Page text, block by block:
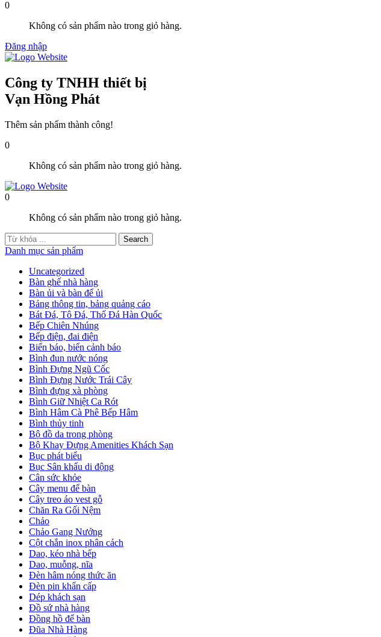
0
Không có sản phẩm nào trong giỏ hàng.
Đăng nhập
Công ty TNHH thiết bị
Vạn Hồng Phát
Thêm sản phẩm thành công!
0
Không có sản phẩm nào trong giỏ hàng.
0
Không có sản phẩm nào trong giỏ hàng.
Danh mục sản phẩm
Uncategorized
Bàn ghế nhà hàng
Bàn ủi và bàn để ủi
Bảng thông tin, bảng quảng cáo
Bát Đá, Tô Đá, Thố Đá Hàn Quốc
Bếp Chiên Nhúng
Bếp điện, đai điện
Biển báo, biển cảnh báo
Bình đun nước nóng
Bình Đựng Ngũ Cốc
Bình Đựng Nước Trái Cây
Bình đựng xà phòng
Bình Giữ Nhiệt Ca Rót
Bình Hâm Cà Phê Bếp Hâm
Bình thủy tinh
Bộ đồ da trong phòng
Bộ Khay Đựng Amenities Khách Sạn
Bục phát biểu
Bục Sân khấu di động
Cân sức khỏe
Cây menu để bàn
Cây treo áo vest gỗ
Chăn Ra Gối Nệm
Chảo
Chảo Gang Nướng
Cột chắn inox phân cách
Dao, kéo nhà bếp
Dao, muỗng, nĩa
Đèn hâm nóng thức ăn
Đèn pin khẩn cấp
Dép khách sạn
Đồ sứ nhà hàng
Đồng hồ để bàn
Đũa Nhà Hàng